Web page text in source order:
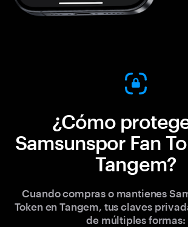
¿Cómo
Samsunspor Fan
Tangem?
Cuando compras o mantienes
Token en Tangem, tus claves
de múltiples formas: